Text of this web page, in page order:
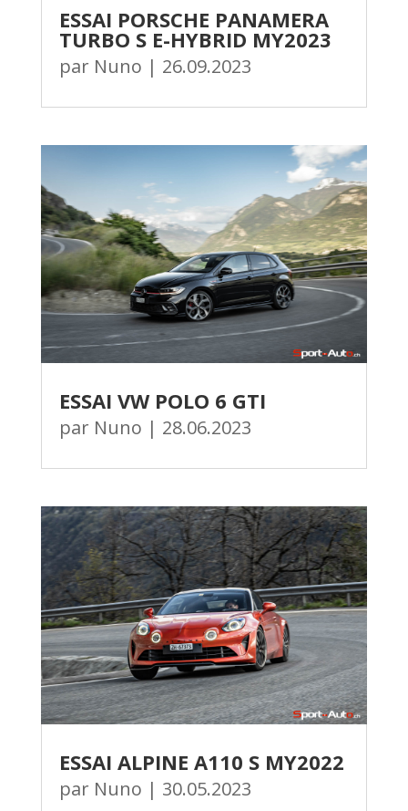
ESSAI PORSCHE PANAMERA
TURBO S E-HYBRID MY2023
par Nuno | 26.09.2023
ESSAI VW POLO 6 GTI
par Nuno | 28.06.2023
ESSAI ALPINE A110 S MY2022
par Nuno | 30.05.2023